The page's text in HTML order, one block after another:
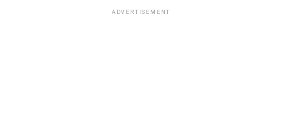
ADVERTISEMENT